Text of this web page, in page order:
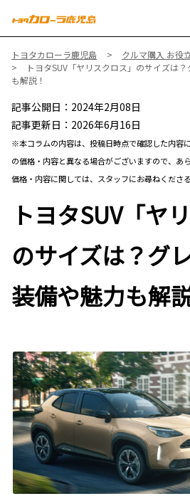
トヨタカローラ鹿児島
クルマ購入 お役
トヨタSUV「ヤリスクロス」のサイズは
も解説！
記事公開日：2024年2月08日
記事更新日：2026年6月16日
※本コラムの内容は、投稿日時点で確認した内容
の価格・内容と異なる場合がございますので、あ
価格・内容に関しては、スタッフにお尋ねくださ
トヨタSUV「ヤ
のサイズは？グ
装備や魅力も解